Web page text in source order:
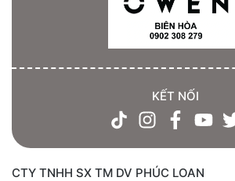
KẾT NỐI
CTY TNHH SX TM DV PHÚC LOAN